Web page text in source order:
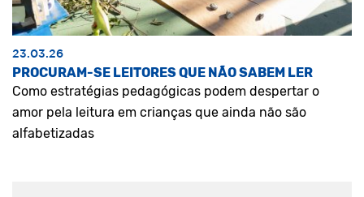
23.03.26
PROCURAM-SE LEITORES QUE NÃO SABEM LER
Como estratégias pedagógicas podem despertar o
amor pela leitura em crianças que ainda não são
alfabetizadas